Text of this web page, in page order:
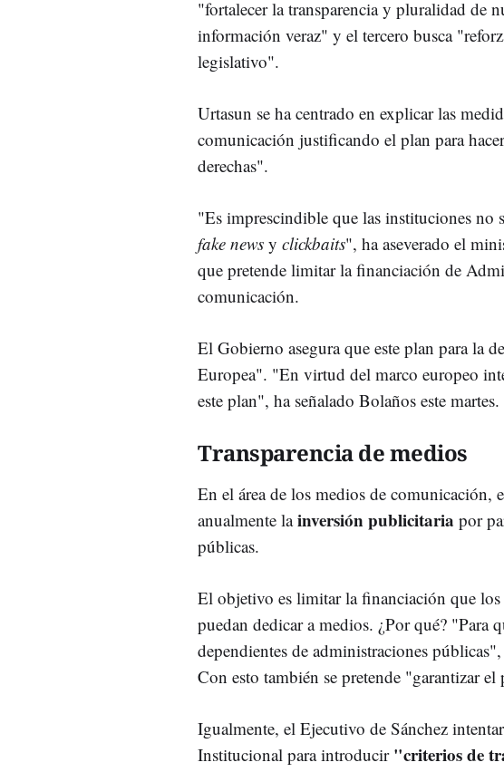
"fortalecer la transparencia y pluralidad de
información veraz" y el tercero busca
legislativo".
Urtasun se ha centrado en explicar las
comunicación justificando el plan para
derechas".
"Es imprescindible que las instituciones no
fake news y clickbaits", ha aseverado el
que pretende limitar la financiación de
comunicación.
El Gobierno asegura que este plan para la
Europea". "En virtud del marco europeo
este plan", ha señalado Bolaños este martes.
Transparencia de medios
En el área de los medios de comunicación,
anualmente lainversión publicitaria por
públicas.
El objetivo es limitar la financiación que
puedan dedicar a medios. ¿Por qué? "Para
dependientes de administraciones
Con esto también se pretende "garantizar
Igualmente, el Ejecutivo de Sánchez
Institucional para introducir "criterios de